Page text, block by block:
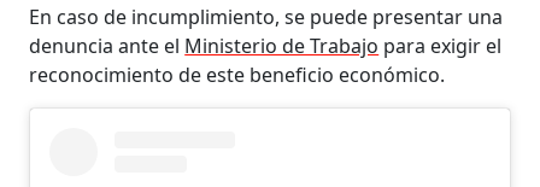
En caso de incumplimiento, se puede presentar una
denuncia ante el Ministerio de Trabajo para exigir el
reconocimiento de este beneficio económico.